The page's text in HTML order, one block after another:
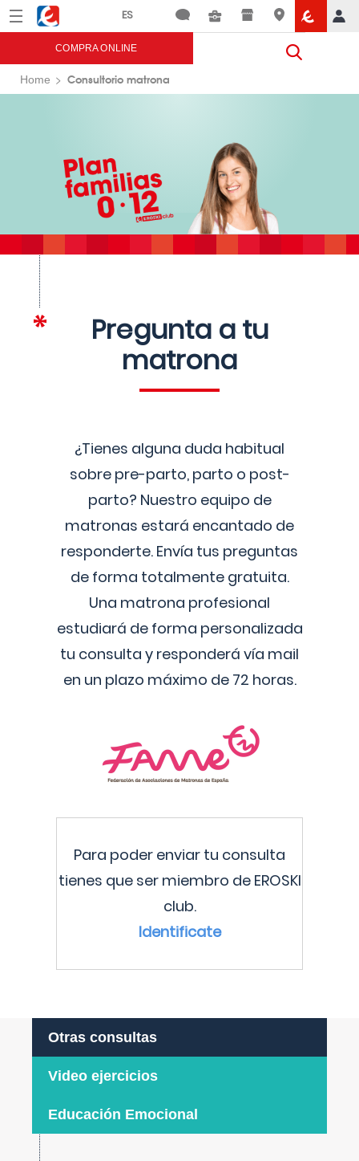
Menú Eroski
COMPRA ONLINE
Home Consultorio matrona
Pregunta a tu
matrona
¿Tienes alguna duda habitual
sobre pre-parto, parto o post-
parto? Nuestro equipo de
matronas estará encantado de
responderte. Envía tus preguntas
de forma totalmente gratuita.
Una matrona profesional
estudiará de forma personalizada
tu consulta y responderá vía mail
en un plazo máximo de 72 horas.
Para poder enviar tu consulta
tienes que ser miembro de EROSKI
club.
Identificate
Otras consultas
Video ejercicios
Educación Emocional